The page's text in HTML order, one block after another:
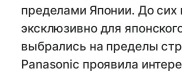
пределами Японии. До
эксклюзивно для
выбрались на пределы
Panasonic проявила